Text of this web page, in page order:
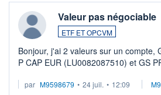
Valeur pas négociable
ETF ET OPCVM
Bonjour, j'ai 2 valeurs sur un compte,
P CAP EUR (LU0082087510) et GS
veux procéder à la vente, on me
par M9598679 • 24 juil. • 12:09